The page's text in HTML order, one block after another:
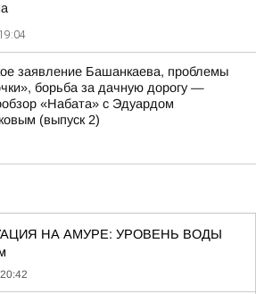
19:04
заявление Башанкаева, проблемы
борьба за дачную дорогу —
«Набата» с Эдуардом
(выпуск 2)
НА АМУРЕ: УРОВЕНЬ ВОДЫ
20:42